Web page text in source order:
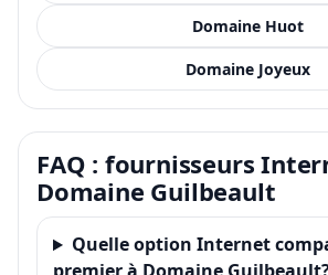
Domaine Huot
Domaine Joyeux
FAQ : fournisseurs
Domaine Guilbeault
Quelle option Internet